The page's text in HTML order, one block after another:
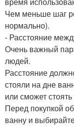
Чем меньше шаг
нормально).
- Расстояние
Очень важный
людей.
Расстояние
стояли на дне
или сможет
Перед покупкой
ванну и